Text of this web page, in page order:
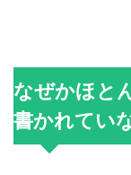
なぜかほと
書かれてい